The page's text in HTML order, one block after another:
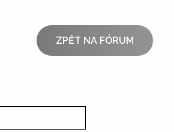
ZPĚT NA FÓRUM